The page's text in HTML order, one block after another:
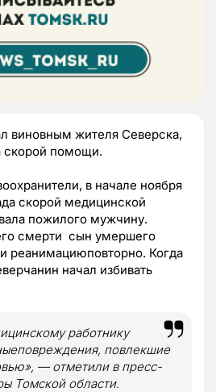
виновным жителя Северска,
скорой помощи.
в начале ноября
скорой медицинской
пожилого мужчину.
смерти сын умершего
реанимациюповторно. Когда
начал избивать
работнику
повлекшие
— отметили в пресс-
Томской области.